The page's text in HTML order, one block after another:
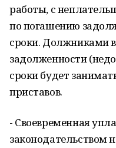
работы, с
по погашению
сроки. Должниками
задолженности
сроки будет
приставов.
- Своевременная
законодательством